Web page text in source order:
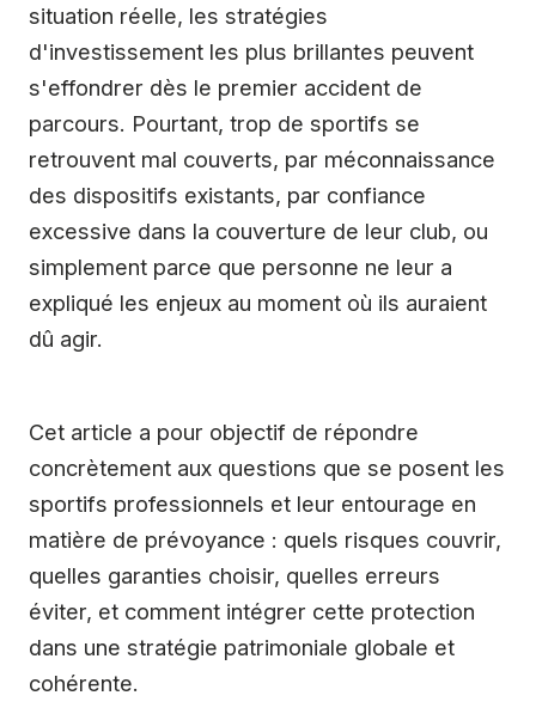
situation réelle, les stratégies
d'investissement les plus brillantes peuvent
s'effondrer dès le premier accident de
parcours. Pourtant, trop de sportifs se
retrouvent mal couverts, par méconnaissance
des dispositifs existants, par confiance
excessive dans la couverture de leur club, ou
simplement parce que personne ne leur a
expliqué les enjeux au moment où ils auraient
dû agir.
Cet article a pour objectif de répondre
concrètement aux questions que se posent les
sportifs professionnels et leur entourage en
matière de prévoyance : quels risques couvrir,
quelles garanties choisir, quelles erreurs
éviter, et comment intégrer cette protection
dans une stratégie patrimoniale globale et
cohérente.